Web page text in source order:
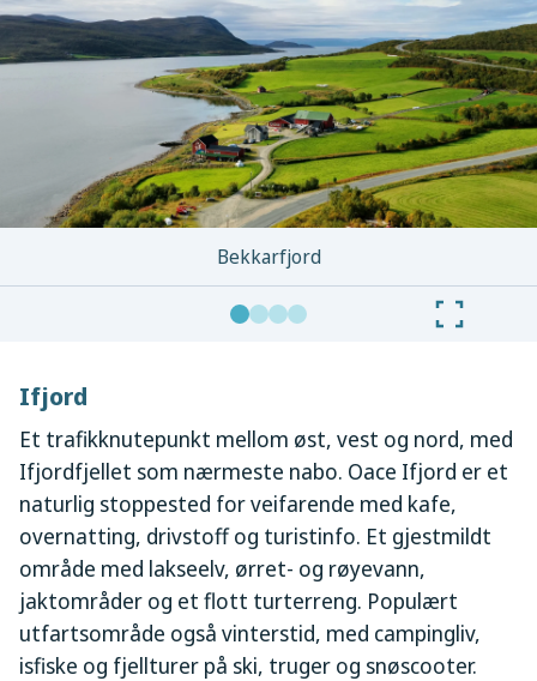
Bekkarfjord
Ifjord
Et trafikknutepunkt mellom øst, vest og nord, med
Ifjordfjellet som nærmeste nabo. Oace Ifjord er et
naturlig stoppested for veifarende med kafe,
overnatting, drivstoff og turistinfo. Et gjestmildt
område med lakseelv, ørret- og røyevann,
jaktområder og et flott turterreng. Populært
utfartsområde også vinterstid, med campingliv,
isfiske og fjellturer på ski, truger og snøscooter.